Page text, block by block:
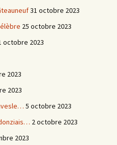
31 octobre 2023
25 octobre 2023
octobre 2023
2023
2023
5 octobre 2023
2 octobre 2023
2023